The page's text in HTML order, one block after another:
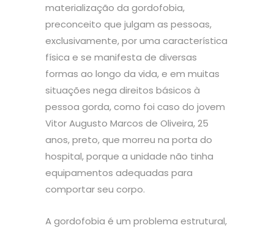
materialização da gordofobia,
preconceito que julgam as pessoas,
exclusivamente, por uma característica
física e se manifesta de diversas
formas ao longo da vida, e em muitas
situações nega direitos básicos à
pessoa gorda, como foi caso do jovem
Vitor Augusto Marcos de Oliveira, 25
anos, preto, que morreu na porta do
hospital, porque a unidade não tinha
equipamentos adequadas para
comportar seu corpo.
A gordofobia é um problema estrutural,